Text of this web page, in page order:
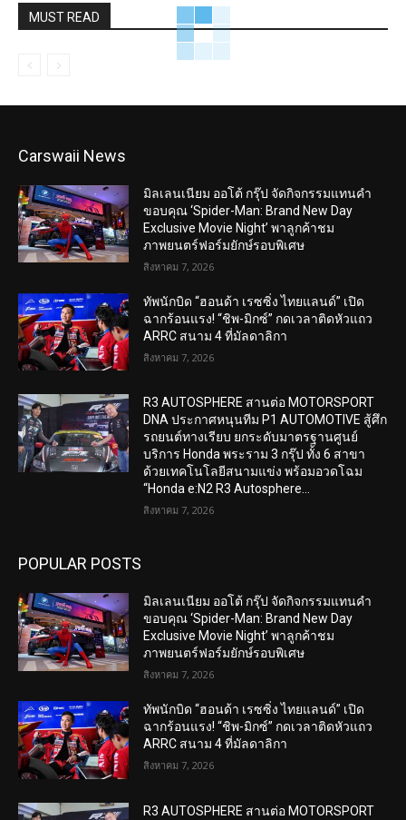
MUST READ
Carswaii News
มิลเลนเนียม ออโต้ กรุ๊ป จัดกิจกรรมแทนคำ
ขอบคุณ ‘Spider-Man: Brand New Day
Exclusive Movie Night’ พาลูกค้าชม
ภาพยนตร์ฟอร์มยักษ์รอบพิเศษ
สิงหาคม 7, 2026
ทัพนักบิด “ฮอนด้า เรซซิ่ง ไทยแลนด์” เปิด
ฉากร้อนแรง! “ชิพ-มิกซ์” กดเวลาติดหัวแถว
ARRC สนาม 4 ที่มัลดาลิกา
สิงหาคม 7, 2026
R3 AUTOSPHERE สานต่อ MOTORSPORT
DNA ประกาศหนุนทีม P1 AUTOMOTIVE สู้ศึก
รถยนต์ทางเรียบ ยกระดับมาตรฐานศูนย์
บริการ Honda พระราม 3 กรุ๊ป ทั้ง 6 สาขา
ด้วยเทคโนโลยีสนามแข่ง พร้อมอวดโฉม
“Honda e:N2 R3 Autosphere...
สิงหาคม 7, 2026
POPULAR POSTS
มิลเลนเนียม ออโต้ กรุ๊ป จัดกิจกรรมแทนคำ
ขอบคุณ ‘Spider-Man: Brand New Day
Exclusive Movie Night’ พาลูกค้าชม
ภาพยนตร์ฟอร์มยักษ์รอบพิเศษ
สิงหาคม 7, 2026
ทัพนักบิด “ฮอนด้า เรซซิ่ง ไทยแลนด์” เปิด
ฉากร้อนแรง! “ชิพ-มิกซ์” กดเวลาติดหัวแถว
ARRC สนาม 4 ที่มัลดาลิกา
สิงหาคม 7, 2026
R3 AUTOSPHERE สานต่อ MOTORSPORT